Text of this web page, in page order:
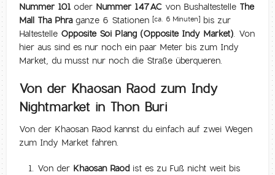
Nummer 101 oder Nummer 147AC von Bushaltestelle The
Mall Tha Phraganze 6 Stationen [ca. 6 Minuten]
bis zur
Haltestelle Opposite Soi Plang (Opposite Indy Market). Von
hier aus sind es nur noch ein paar Meter bis zum Indy
Market, du musst nur noch die Straße überqueren.
Von der Khaosan Raod zum Indy
Nightmarket in Thon Buri
Von der Khaosan Raod kannst du einfach auf zwei Wegen
zum Indy Market fahren.
Von der Khaosan Raod ist es zu Fuß nicht weit bis